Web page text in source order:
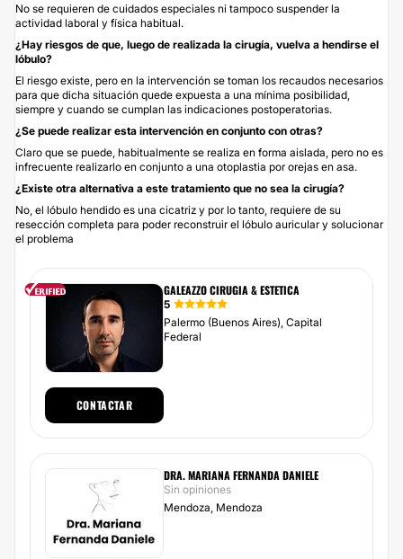
No se requieren de cuidados especiales ni tampoco suspender la
actividad laboral y física habitual.
¿Hay riesgos de que, luego de realizada la cirugía, vuelva a hendirse el
lóbulo?
El riesgo existe, pero en la intervención se toman los recaudos necesarios
para que dicha situación quede expuesta a una mínima posibilidad,
siempre y cuando se cumplan las indicaciones postoperatorias.
¿Se puede realizar esta intervención en conjunto con otras?
Claro que se puede, habitualmente se realiza en forma aislada, pero no es
infrecuente realizarlo en conjunto a una otoplastia por orejas en asa.
¿Existe otra alternativa a este tratamiento que no sea la cirugía?
No, el lóbulo hendido es una cicatriz y por lo tanto, requiere de su
resección completa para poder reconstruir el lóbulo auricular y solucionar
el problema
GALEAZZO CIRUGIA & ESTETICA
5
Palermo (Buenos Aires), Capital
Federal
CONTACTAR
DRA. MARIANA FERNANDA DANIELE
Sin opiniones
Mendoza, Mendoza